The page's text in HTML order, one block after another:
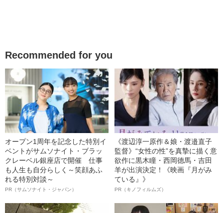
Recommended for you
オープン1周年を記念した特別イ
ベントがサムソナイト・ブラッ
クレーベル銀座店で開催 仕事
も人生も自分らしく～笑顔あふ
れる特別対談～
PR（サムソナイト・ジャパン）
《渡辺淳一原作＆娘・渡邉直子
監督》“女性の性”を真摯に描く意
欲作に黒木瞳・西岡德馬・吉田
羊が出演決定！《映画『月がみ
ている』》
PR（キノフィルムズ）